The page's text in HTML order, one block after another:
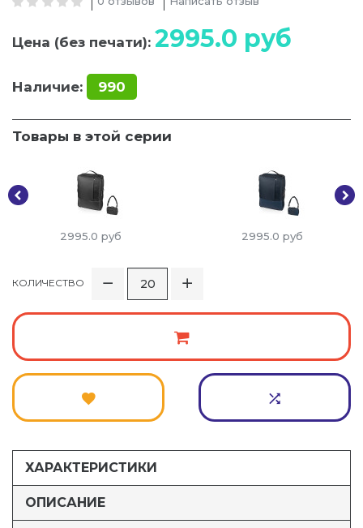
Цена (без печати): 2995.0 руб
Наличие: 990
Товары в этой серии
2995.0 руб 2995.0 руб
КОЛИЧЕСТВО
ХАРАКТЕРИСТИКИ
ОПИСАНИЕ